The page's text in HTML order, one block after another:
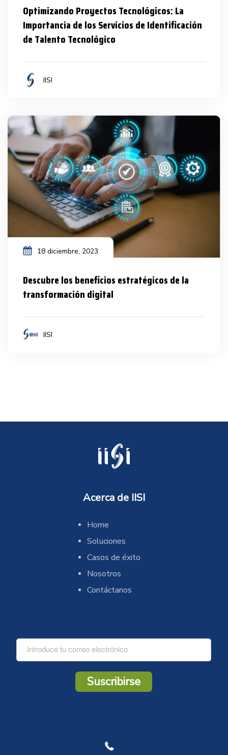
Optimizando Proyectos Tecnológicos: La
Importancia de los Servicios de Identificación
de Talento Tecnológico
IISI
18 diciembre, 2023
Descubre los beneficios estratégicos de la
transformación digital
IISI
Acerca de IISI
Home
Soluciones
Casos de éxito
Nosotros
Contáctanos
C
r
Suscribirse